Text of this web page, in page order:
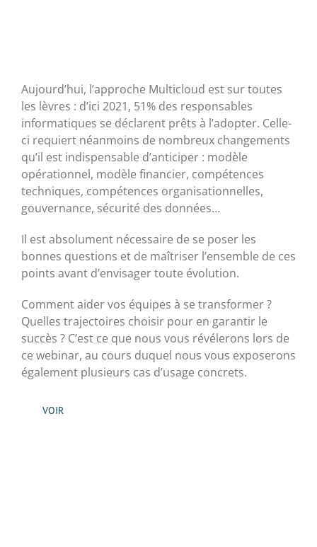
Aujourd’hui, l’approche Multicloud est sur toutes
les lèvres : d’ici 2021, 51% des responsables
informatiques se déclarent prêts à l’adopter. Celle-
ci requiert néanmoins de nombreux changements
qu’il est indispensable d’anticiper : modèle
opérationnel, modèle financier, compétences
techniques, compétences organisationnelles,
gouvernance, sécurité des données…
Il est absolument nécessaire de se poser les
bonnes questions et de maîtriser l’ensemble de ces
points avant d’envisager toute évolution.
Comment aider vos équipes à se transformer ?
Quelles trajectoires choisir pour en garantir le
succès ? C’est ce que nous vous révélerons lors de
ce webinar, au cours duquel nous vous exposerons
également plusieurs cas d’usage concrets.
VOIR